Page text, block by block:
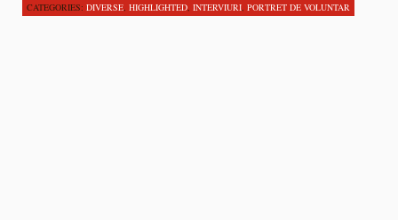
CATEGORIES: DIVERSE, HIGHLIGHTED, INTERVIURI, PORTRET DE VOLUNTAR